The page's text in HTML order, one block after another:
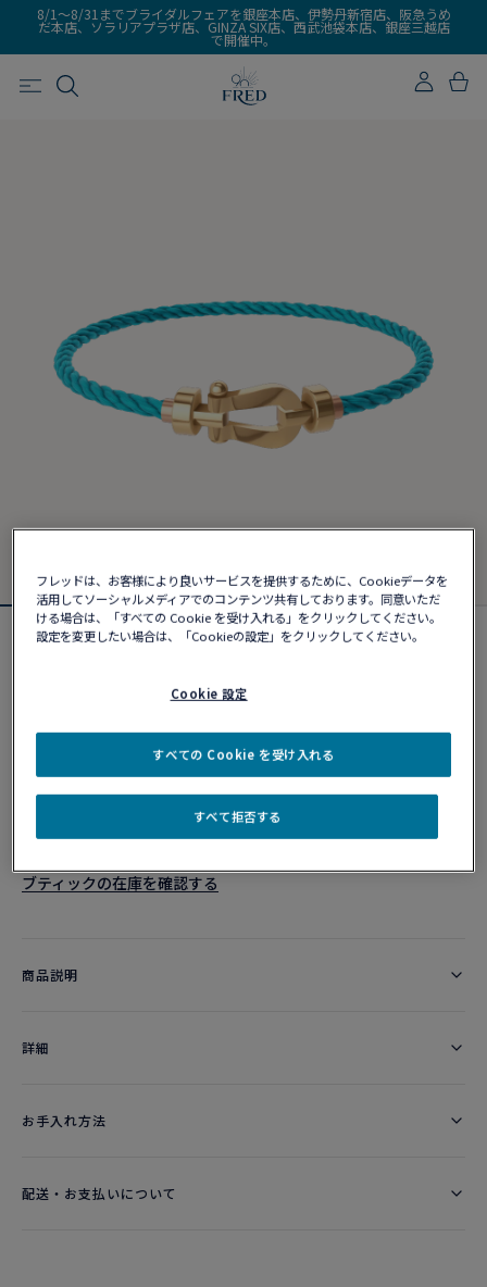
8/1～8/31までブライダルフェアを銀座本店、伊勢丹新宿店、阪急うめ
だ本店、ソラリアプラザ店、GINZA SIX店、西武池袋本店、銀座三越店
で開催中。
フォース10ブレスレット
カスタマイズ
ショッピングバッグに追加
ブティックの在庫を確認する​
商品説明
詳細​
お手入れ方法
配送・お支払いについて
フレッドは、お客様により良いサービスを提供するために、Cookieデータを
活用してソーシャルメディアでのコンテンツ共有しております。同意いただ
ける場合は、「すべての Cookie を受け入れる」をクリックしてください。
設定を変更したい場合は、「Cookieの設定」をクリックしてください。
Cookie 設定
すべて拒否する
すべての Cookie を受け入れる